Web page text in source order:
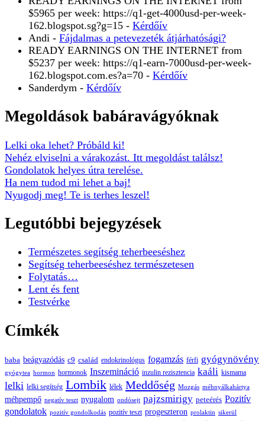
$5965 per week: https://q1-get-4000usd-per-week-
162.blogspot.sg?g=15 - Kérdőív
Andi - Fájdalmas a petevezeték átjárhatósági?
READY EARNINGS ON THE INTERNET from
$5237 per week: https://q1-earn-7000usd-per-week-
162.blogspot.com.es?a=70 - Kérdőív
Sanderdym - Kérdőív
Megoldások babáravágyóknak
Lelki oka lehet? Próbáld ki!
Nehéz elviselni a várakozást. Itt megoldást találsz!
Gondolatok helyes útra terelése.
Ha nem tudod mi lehet a baj!
Nyugodj meg! Te is terhes leszel!
Legutóbbi bejegyzések
Természetes segítség teherbeeséshez
Segítség teherbeeséshez természetesen
Folytatás…
Lent és fent
Testvérke
Címkék
baba beágyazódás c9 család endokrinológus fogamzás férfi gyógynövény
gyógytea hormon hormonok Inszemináció inzulin rezisztencia kaáli kismama
lelki lelki segítség Lombik lélek Meddőség Mozgás méhnyálkahártya
méhpempő negatív teszt nyugalom ondósejt pajzsmirigy peteérés Pozitív
gondolatok pozitív gondolkodás pozitív teszt progeszteron prolaktin sikerül